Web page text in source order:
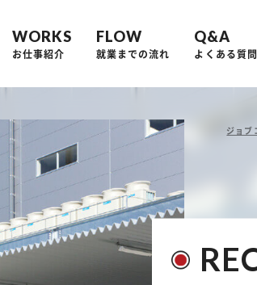
WORKS
お仕事紹介
FLOW
就業までの流れ
Q&A
よくある質問
ジョブ